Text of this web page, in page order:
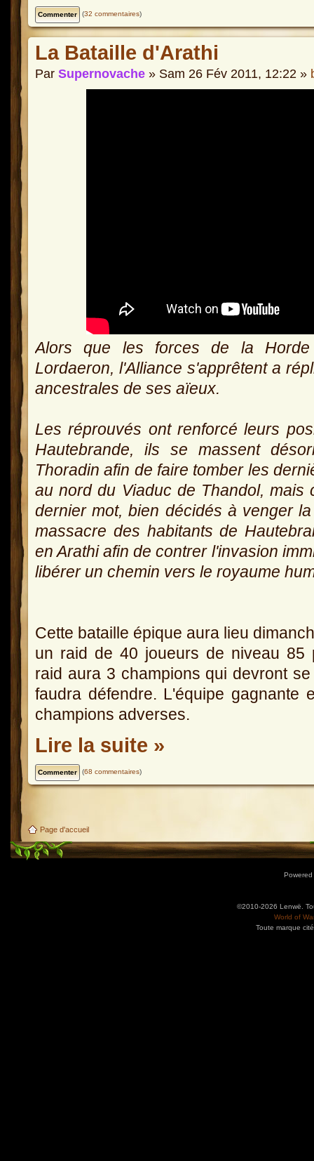
(32 commentaires)
La Bataille d'Arathi
Par Supernovache » Sam 26 Fév 2011, 12:22 »
Alors que les forces de la
Lordaeron, l'Alliance s'apprêtent a
ancestrales de ses aïeux.
Les réprouvés ont renforcé leurs
Hautebrande, ils se massent
Thoradin afin de faire tomber les
au nord du Viaduc de Thandol, mais
dernier mot, bien décidés à venger
massacre des habitants de
en Arathi afin de contrer l'invasion
libérer un chemin vers le royaume
Cette bataille épique aura lieu
un raid de 40 joueurs de niveau 85
raid aura 3 champions qui devront
faudra défendre. L'équipe gagnante
champions adverses.
Lire la suite »
(68 commentaires)
Page d'accueil
©2010-2026 Lenwë.
World of
Toute marque